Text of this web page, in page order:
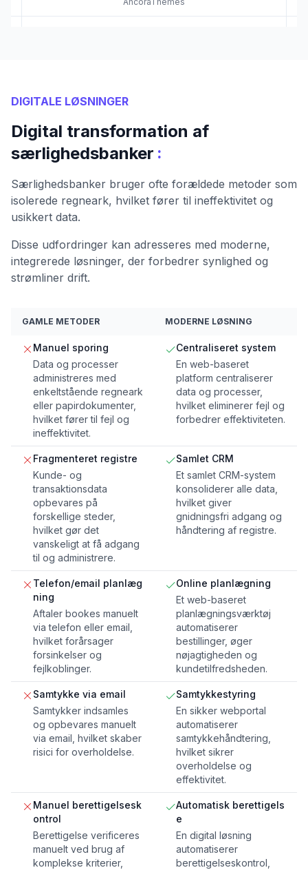
DIGITALE LØSNINGER
Digital transformation af
særlighedsbanker :
Særlighedsbanker bruger ofte forældede metoder som
isolerede regneark, hvilket fører til ineffektivitet og
usikkert data.
Disse udfordringer kan adresseres med moderne,
integrerede løsninger, der forbedrer synlighed og
strømliner drift.
GAMLE METODER MODERNE LØSNING
Manuel sporing
Data og processer
administreres med
enkeltstående regneark
eller papirdokumenter,
hvilket fører til fejl og
ineffektivitet.
Centraliseret system
En web-baseret
platform centraliserer
data og processer,
hvilket eliminerer fejl og
forbedrer effektiviteten.
Fragmenteret registre
Kunde- og
transaktionsdata
opbevares på
forskellige steder,
hvilket gør det
vanskeligt at få adgang
til og administrere.
Samlet CRM
Et samlet CRM-system
konsoliderer alle data,
hvilket giver
gnidningsfri adgang og
håndtering af registre.
Telefon/email planlæg
ning
Aftaler bookes manuelt
via telefon eller email,
hvilket forårsager
forsinkelser og
fejlkoblinger.
Online planlægning
Et web-baseret
planlægningsværktøj
automatiserer
bestillinger, øger
nøjagtigheden og
kundetilfredsheden.
Samtykke via email
Samtykker indsamles
og opbevares manuelt
via email, hvilket skaber
risici for overholdelse.
Samtykkestyring
En sikker webportal
automatiserer
samtykkehåndtering,
hvilket sikrer
overholdelse og
effektivitet.
Manuel berettigelsesk
ontrol
Berettigelse verificeres
manuelt ved brug af
komplekse kriterier,
Automatisk berettigels
e
En digital løsning
automatiserer
berettigelseskontrol,